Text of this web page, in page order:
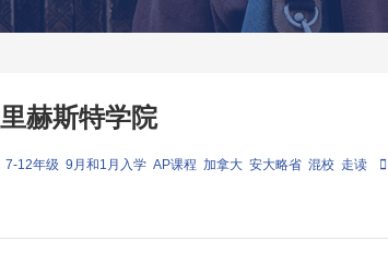
里赫斯特学院
7-12年级 9月和1月入学 AP课程 加拿大 安大略省 混校 走读